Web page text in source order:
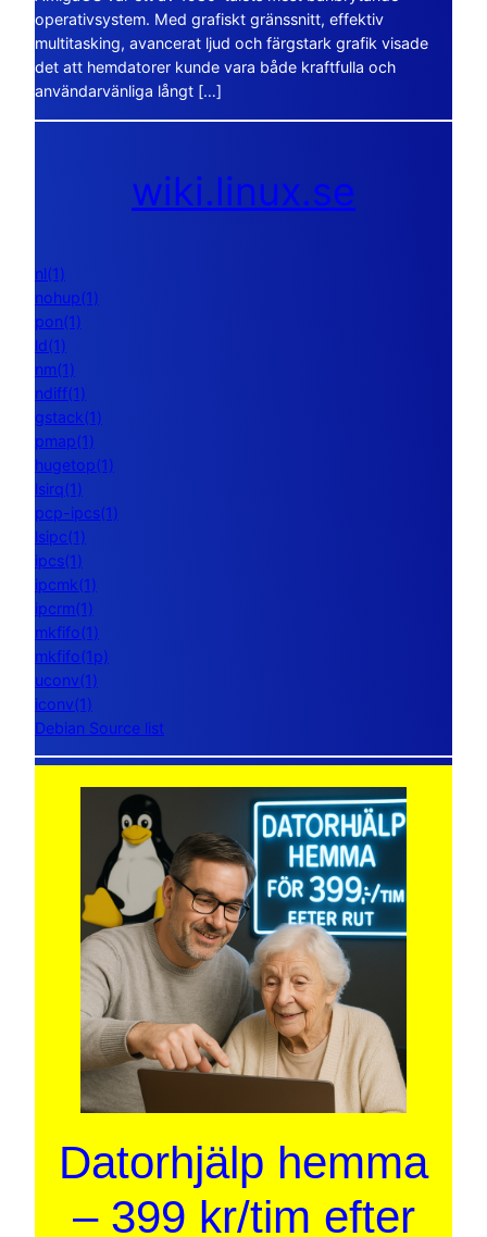
operativsystem. Med grafiskt gränssnitt, effektiv
multitasking, avancerat ljud och färgstark grafik visade
det att hemdatorer kunde vara både kraftfulla och
användarvänliga långt […]
wiki.linux.se
nl(1)
nohup(1)
pon(1)
ld(1)
nm(1)
ndiff(1)
gstack(1)
pmap(1)
hugetop(1)
lsirq(1)
pcp-ipcs(1)
lsipc(1)
ipcs(1)
ipcmk(1)
ipcrm(1)
mkfifo(1)
mkfifo(1p)
uconv(1)
iconv(1)
Debian Source list
Datorhjälp hemma
– 399 kr/tim efter